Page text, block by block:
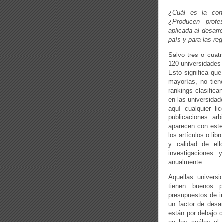
k
¿Cuál es la
¿Producen
aplicada al
país y para las
Salvo tres o
120
Esto significa
mayorías, no
rankings
en las
aquí cualquier
publicaciones
aparecen con
los artículos o
y calidad de
anualmente.
Aquellas
tienen buenos
presupuestos de
un factor de
están por debajo